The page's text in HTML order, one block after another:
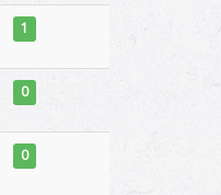
1
0
0